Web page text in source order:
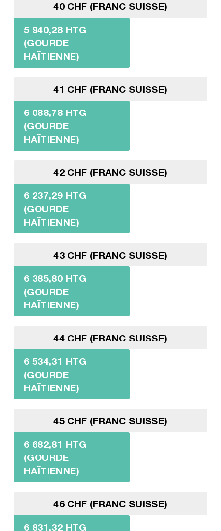
40 CHF (FRANC SUISSE)
5 940,28 HTG
(GOURDE
HAÏTIENNE)
41 CHF (FRANC SUISSE)
6 088,78 HTG
(GOURDE
HAÏTIENNE)
42 CHF (FRANC SUISSE)
6 237,29 HTG
(GOURDE
HAÏTIENNE)
43 CHF (FRANC SUISSE)
6 385,80 HTG
(GOURDE
HAÏTIENNE)
44 CHF (FRANC SUISSE)
6 534,31 HTG
(GOURDE
HAÏTIENNE)
45 CHF (FRANC SUISSE)
6 682,81 HTG
(GOURDE
HAÏTIENNE)
46 CHF (FRANC SUISSE)
6 831,32 HTG